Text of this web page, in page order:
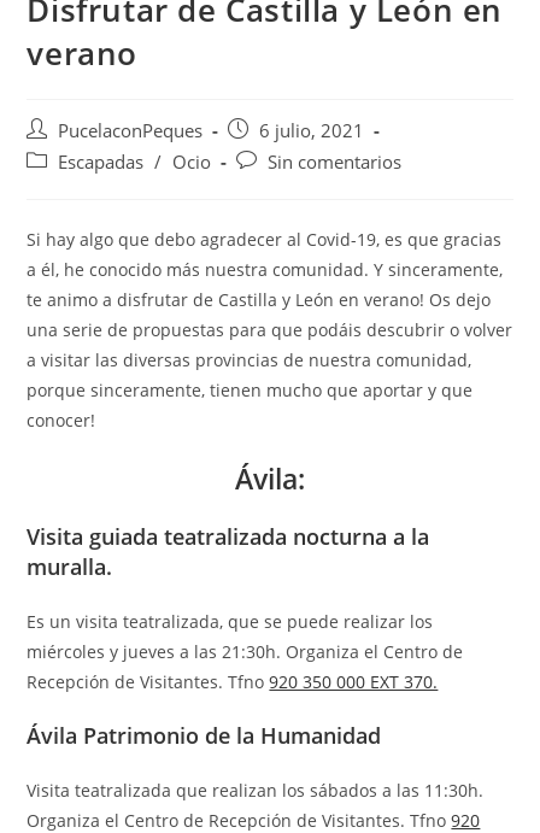
Disfrutar de Castilla y León en
verano
PucelaconPeques
6 julio, 2021
Escapadas / Ocio Sin comentarios
Si hay algo que debo agradecer al Covid-19, es que gracias
a él, he conocido más nuestra comunidad. Y sinceramente,
te animo a disfrutar de Castilla y León en verano! Os dejo
una serie de propuestas para que podáis descubrir o volver
a visitar las diversas provincias de nuestra comunidad,
porque sinceramente, tienen mucho que aportar y que
conocer!
Ávila:
Visita guiada teatralizada nocturna a la
muralla.
Es un visita teatralizada, que se puede realizar los
miércoles y jueves a las 21:30h. Organiza el Centro de
Recepción de Visitantes. Tfno920 350 000 EXT 370.
Ávila Patrimonio de la Humanidad
Visita teatralizada que realizan los sábados a las 11:30h.
Organiza el Centro de Recepción de Visitantes. Tfno920